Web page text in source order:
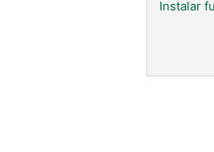
Instalar